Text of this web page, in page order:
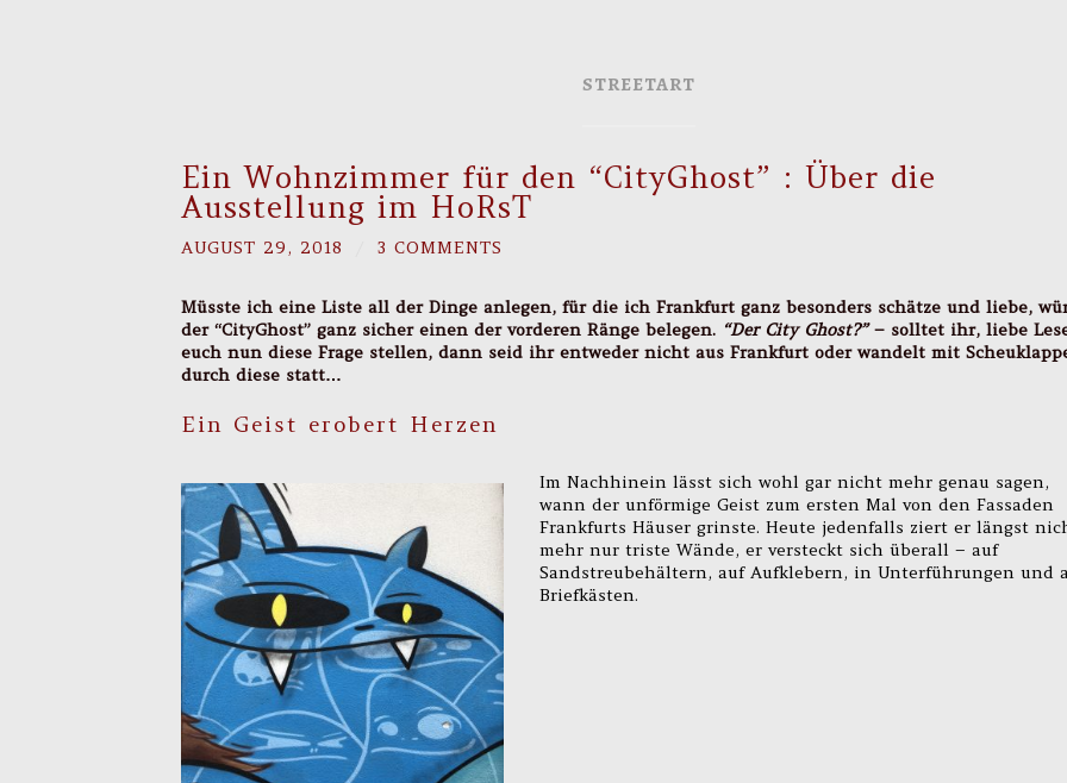
STREETART
Ein Wohnzimmer für den “CityGhost” : Über die
Ausstellung im HoRsT
AUGUST 29, 2018 3 COMMENTS
Müsste ich eine Liste all der Dinge anlegen, für die ich Frankfurt ganz besonders schätze und liebe,
der “CityGhost” ganz sicher einen der vorderen Ränge belegen. “Der City Ghost?”– solltet ihr, liebe
euch nun diese Frage stellen, dann seid ihr entweder nicht aus Frankfurt oder wandelt mit
durch diese statt…
Ein Geist erobert Herzen
Im Nachhinein lässt sich wohl gar nicht mehr genau sagen,
wann der unförmige Geist zum ersten Mal von den Fassaden
Frankfurts Häuser grinste. Heute jedenfalls ziert er längst
mehr nur triste Wände, er versteckt sich überall – auf
Sandstreubehältern, auf Aufklebern, in Unterführungen und
Briefkästen.